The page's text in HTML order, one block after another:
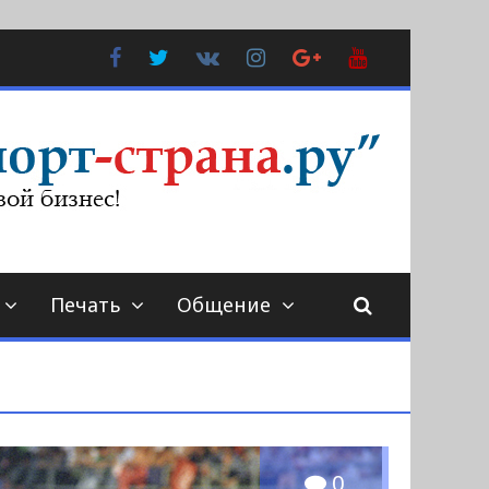
FacebookTwitter
Контакте
Instagram
Google
Plus
Печать Общение
0